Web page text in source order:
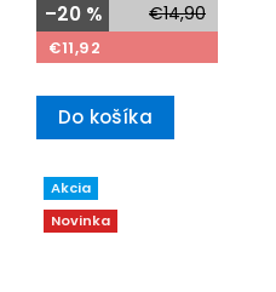
€14,90
–20 %
€11,92
Do košíka
Akcia
Novinka